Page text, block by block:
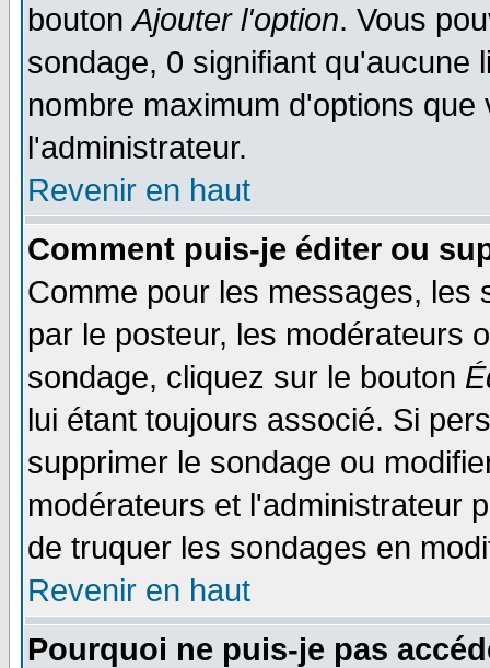
boutonAjouter l'option. Vous
sondage, 0 signifiant qu'aucune
nombre maximum d'options
l'administrateur.
Revenir en haut
Comment puis-je éditer ou
Comme pour les messages, les
par le posteur, les modérateurs
sondage, cliquez sur le bouton
lui étant toujours associé. Si
supprimer le sondage ou
modérateurs et l'administrateur
de truquer les sondages en
Revenir en haut
Pourquoi ne puis-je pas